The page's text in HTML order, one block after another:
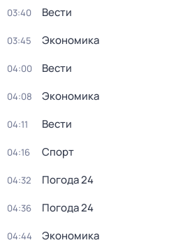
03:40 Вести
03:45 Экономика
04:00 Вести
04:08 Экономика
04:11 Вести
04:16 Спорт
04:32 Погода 24
04:36 Погода 24
04:44 Экономика